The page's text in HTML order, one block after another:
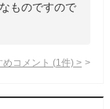
ものですので
コメント (1 件) >